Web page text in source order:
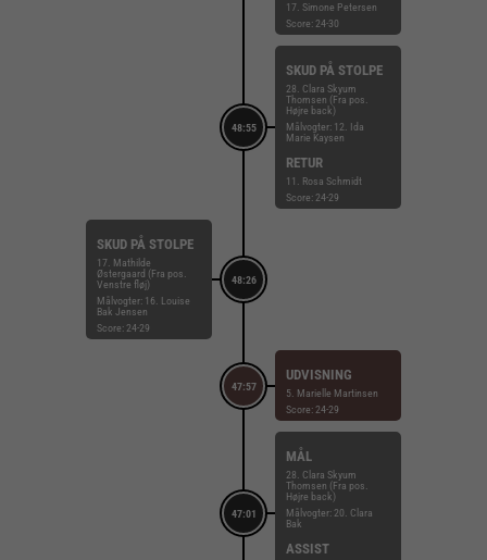
17. Simone Petersen
Score: 24-30
48:55
SKUD PÅ STOLPE
28. Clara Skyum
Thomsen (Fra pos.
Højre back)
Målvogter: 12. Ida
Marie Kaysen
RETUR
11. Rosa Schmidt
Score: 24-29
48:26
SKUD PÅ STOLPE
17. Mathilde
Østergaard (Fra pos.
Venstre fløj)
Målvogter: 16. Louise
Bak Jensen
Score: 24-29
47:57
UDVISNING
5. Marielle Martinsen
Score: 24-29
47:01
MÅL
28. Clara Skyum
Thomsen (Fra pos.
Højre back)
Målvogter: 20. Clara
Bak
ASSIST